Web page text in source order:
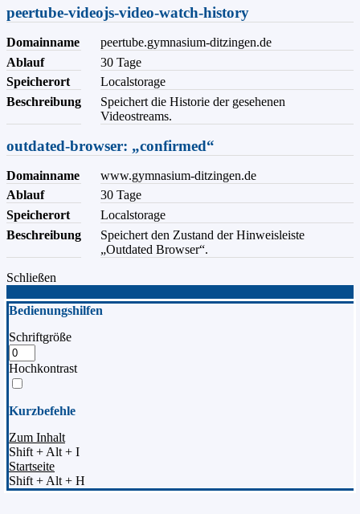
peertube-videojs-video-watch-history
Domainname
peertube.gymnasium-ditzingen.de
Ablauf
30 Tage
Speicherort
Localstorage
Beschreibung
Speichert die Historie der gesehenen
Videostreams.
outdated-browser: „confirmed“
Domainname
www.gymnasium-ditzingen.de
Ablauf
30 Tage
Speicherort
Localstorage
Beschreibung
Speichert den Zustand der Hinweisleiste
„Outdated Browser“.
Schließen
Bedienungshilfen
Schriftgröße
Hochkontrast
Kurzbefehle
Zum Inhalt
Shift + Alt + I
Startseite
Shift + Alt + H